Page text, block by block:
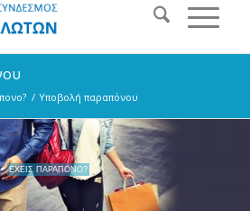
/ Υποβολή παραπόνου
ΕΧΕΙΣ ΠΑΡΑΠΟΝΟ?